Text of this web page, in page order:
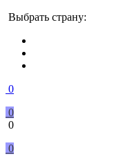
Выбрать страну:
0
0
0
0